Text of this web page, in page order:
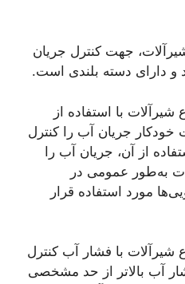
جهت کنترل جریان
و دارای دسته بلندی است.
شیرآلات با استفاده از
جریان آب را کنترل
از آن، جریان آب را
به‌طور عمومی در
مورد استفاده قرار
شیرآلات با فشار آب کنترل
آب بالاتر از حد مشخصی